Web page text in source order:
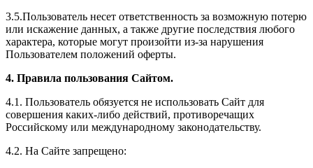
3.5.Пользователь несет ответственность за возможную потерю
или искажение данных, а также другие последствия любого
характера, которые могут произойти из-за нарушения
Пользователем положений оферты.
4. Правила пользования Сайтом.
4.1. Пользователь обязуется не использовать Сайт для
совершения каких-либо действий, противоречащих
Российскому или международному законодательству.
4.2. На Сайте запрещено: